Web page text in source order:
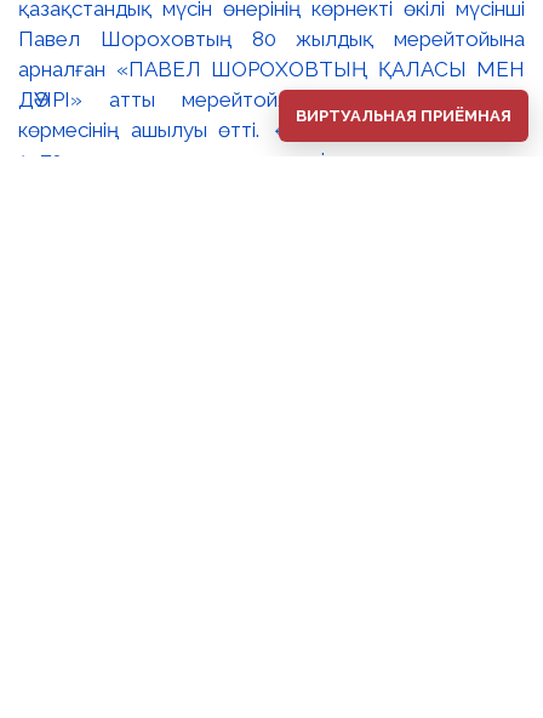
ВИРТУАЛЬНАЯ ПРИЁМНАЯ